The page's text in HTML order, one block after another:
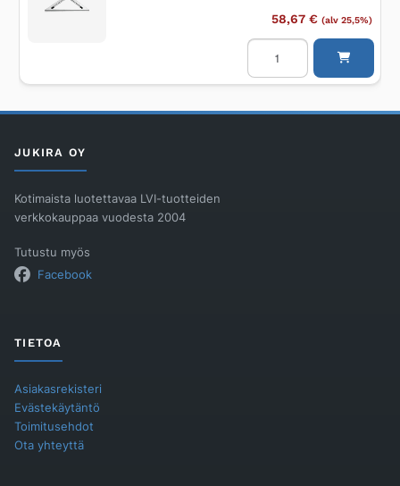
58,67 € (alv 25,5%)
Kehys
Unidrain
8mm
määrä
JUKIRA OY
Kotimaista luotettavaa LVI-tuotteiden
verkkokauppaa vuodesta 2004
Tutustu myös
Facebook
TIETOA
Asiakasrekisteri
Evästekäytäntö
Toimitusehdot
Ota yhteyttä